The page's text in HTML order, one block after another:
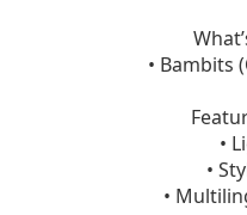
• Bambits
•
•
•